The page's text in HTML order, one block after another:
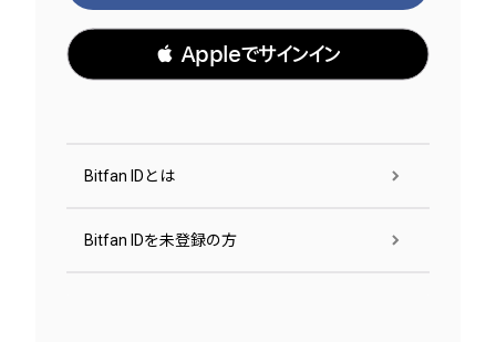
 Appleでサインイン
Bitfan IDとは
Bitfan IDを未登録の方